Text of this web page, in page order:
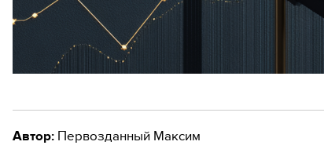
Автор: Первозданный Максим